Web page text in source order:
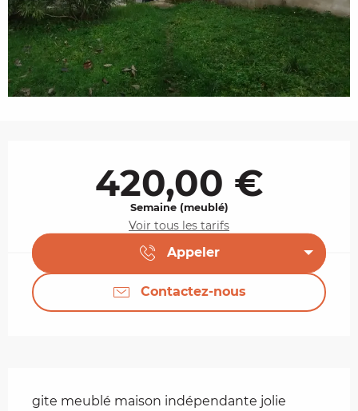
420,00 €
Semaine (meublé)
Voir tous les tarifs
Appeler
Contactez-nous
gite meublé maison indépendante jolie